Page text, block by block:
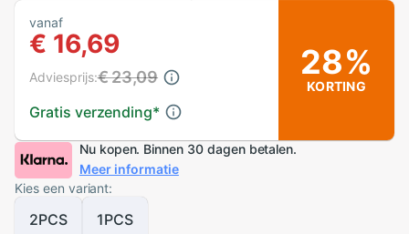
vanaf
€ 16,69
Gratis verzending*
Adviesprijs:€ 23,09 28%
KORTING
Nu kopen. Binnen 30 dagen betalen.
Meer informatie
Kies een variant:
2PCS 1PCS